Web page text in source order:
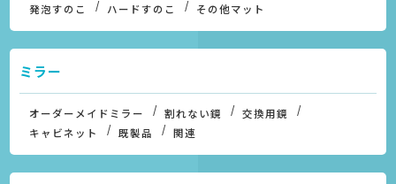
発泡すのこ ハードすのこ その他マット
ミラー
オーダーメイドミラー 割れない鏡
交換用鏡
キャビネット
既製品 関連